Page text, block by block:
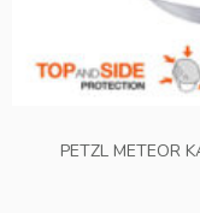
PETZL METEOR